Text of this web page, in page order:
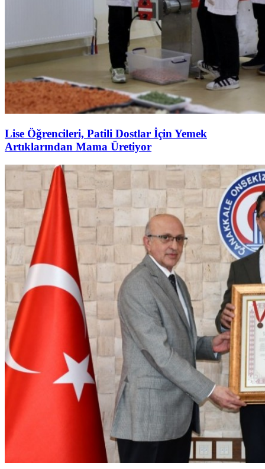
Lise Öğrencileri, Patili Dostlar İçin Yemek
Artıklarından Mama Üretiyor